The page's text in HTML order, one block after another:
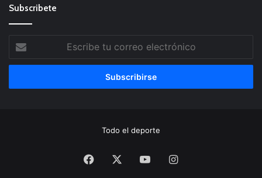
Subscribete
tu
correo
Todo el deporte
Facebook YouTubeInstagram